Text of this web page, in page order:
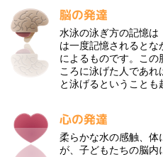
脳の発達
水泳の泳ぎ方の記憶は
は一度記憶されると
によるものです。こ
ころに泳げた人であれ
と泳げるということも
心の発達
柔らかな水の感触、体
が、子どもたちの脳内